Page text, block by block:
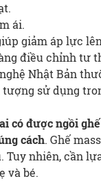
ái.
giảm áp lực
điều chỉnh tư
Nhật Bản
sử dụng
có được ngồi
cách. Ghế
nhiên, cần
và bé.